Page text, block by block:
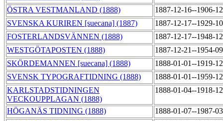
ÖSTRA VESTMANLAND (1888)
1887-12-16--1906-
SVENSKA KURIREN [suecana] (1887)
1887-12-17--1929-
FOSTERLANDSVÄNNEN (1888)
1887-12-17--1948-
WESTGÖTAPOSTEN (1888)
1887-12-21--1954-
SKÖRDEMANNEN [suecana] (1888)
1888-01-01--1919-
SVENSK TYPOGRAFTIDNING (1888)
1888-01-01--1959-
KARLSTADSTIDNINGEN
VECKOUPPLAGAN (1888)
1888-01-04--1918-
HÖGANÄS TIDNING (1888)
1888-01-07--1987-